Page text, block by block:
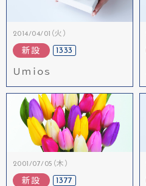
2014/04/01（火）
新設 1333
Ｕｍｉｏｓ
2001/07/05（木）
新設 1377